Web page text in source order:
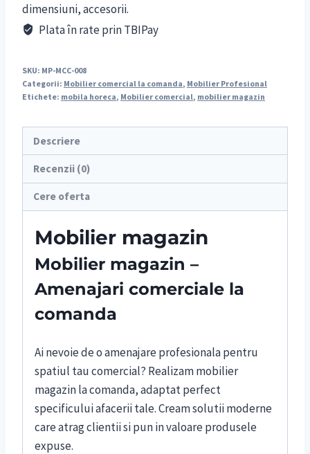
dimensiuni, accesorii.
Plata în rate prin TBIPay
SKU: MP-MCC-008
Categorii: Mobilier comercial la comanda, Mobilier Profesional
Etichete: mobila horeca, Mobilier comercial, mobilier magazin
Descriere
Recenzii (0)
Cere oferta
Mobilier magazin
Mobilier magazin –
Amenajari comerciale la
comanda
Ai nevoie de o amenajare profesionala pentru
spatiul tau comercial? Realizam mobilier
magazin la comanda, adaptat perfect
specificului afacerii tale. Cream solutii moderne
care atrag clientii si pun in valoare produsele
expuse.